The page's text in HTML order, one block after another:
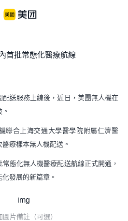
首批常態化醫療航線
配送服務上線後，近日，美團無人機在
聯合上海交通大學醫學院附屬仁濟醫
療樣本無人機配送。
態化無人機醫療配送航線正式開通，
發展的新篇章。
圖片備註（可選）